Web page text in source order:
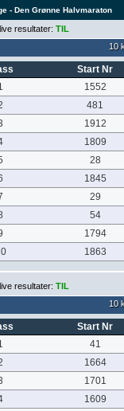
- Den Grønne Halvmaraton
resultater: TIL
10
Start Nr
1552
481
1912
1809
28
1845
29
54
1794
1863
resultater: TIL
10
Start Nr
41
1664
1701
1609